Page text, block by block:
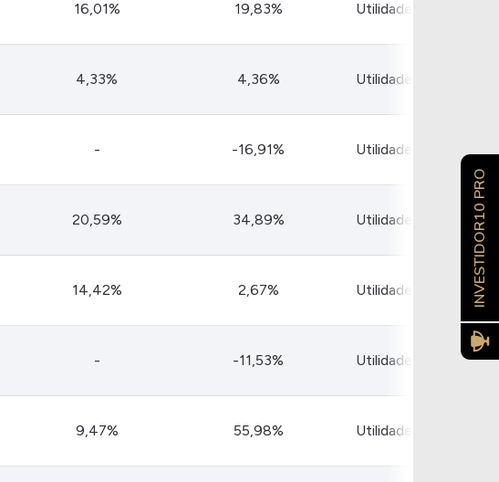
16,01% 19,83% Utilidade Pública
4,33% 4,36% Utilidade Pública
- -16,91% Utilidade Pública
20,59% 34,89% Utilidade Pública
14,42% 2,67% Utilidade Pública
- -11,53% Utilidade Pública
9,47% 55,98% Utilidade Pública
INVESTIDOR10 PRO